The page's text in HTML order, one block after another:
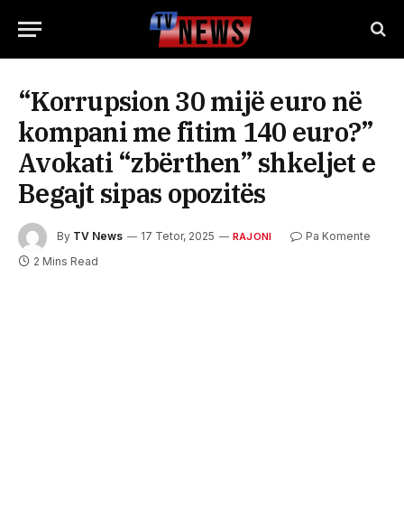
“Korrupsion 30 mijë euro në
kompani me fitim 140 euro?”
Avokati “zbërthen” shkeljet e
Begajt sipas opozitës
By TV News 17 Tetor, 2025 RAJONI
Pa Komente
2 Mins Read